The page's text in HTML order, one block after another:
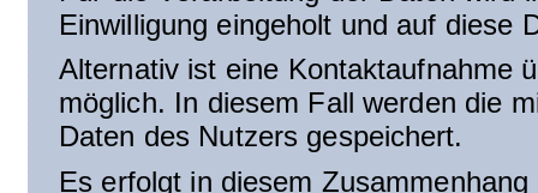
Einwilligung eingeholt und auf diese
Alternativ ist eine Kontaktaufnahme
möglich. In diesem Fall werden die
Daten des Nutzers gespeichert.
Es erfolgt in diesem